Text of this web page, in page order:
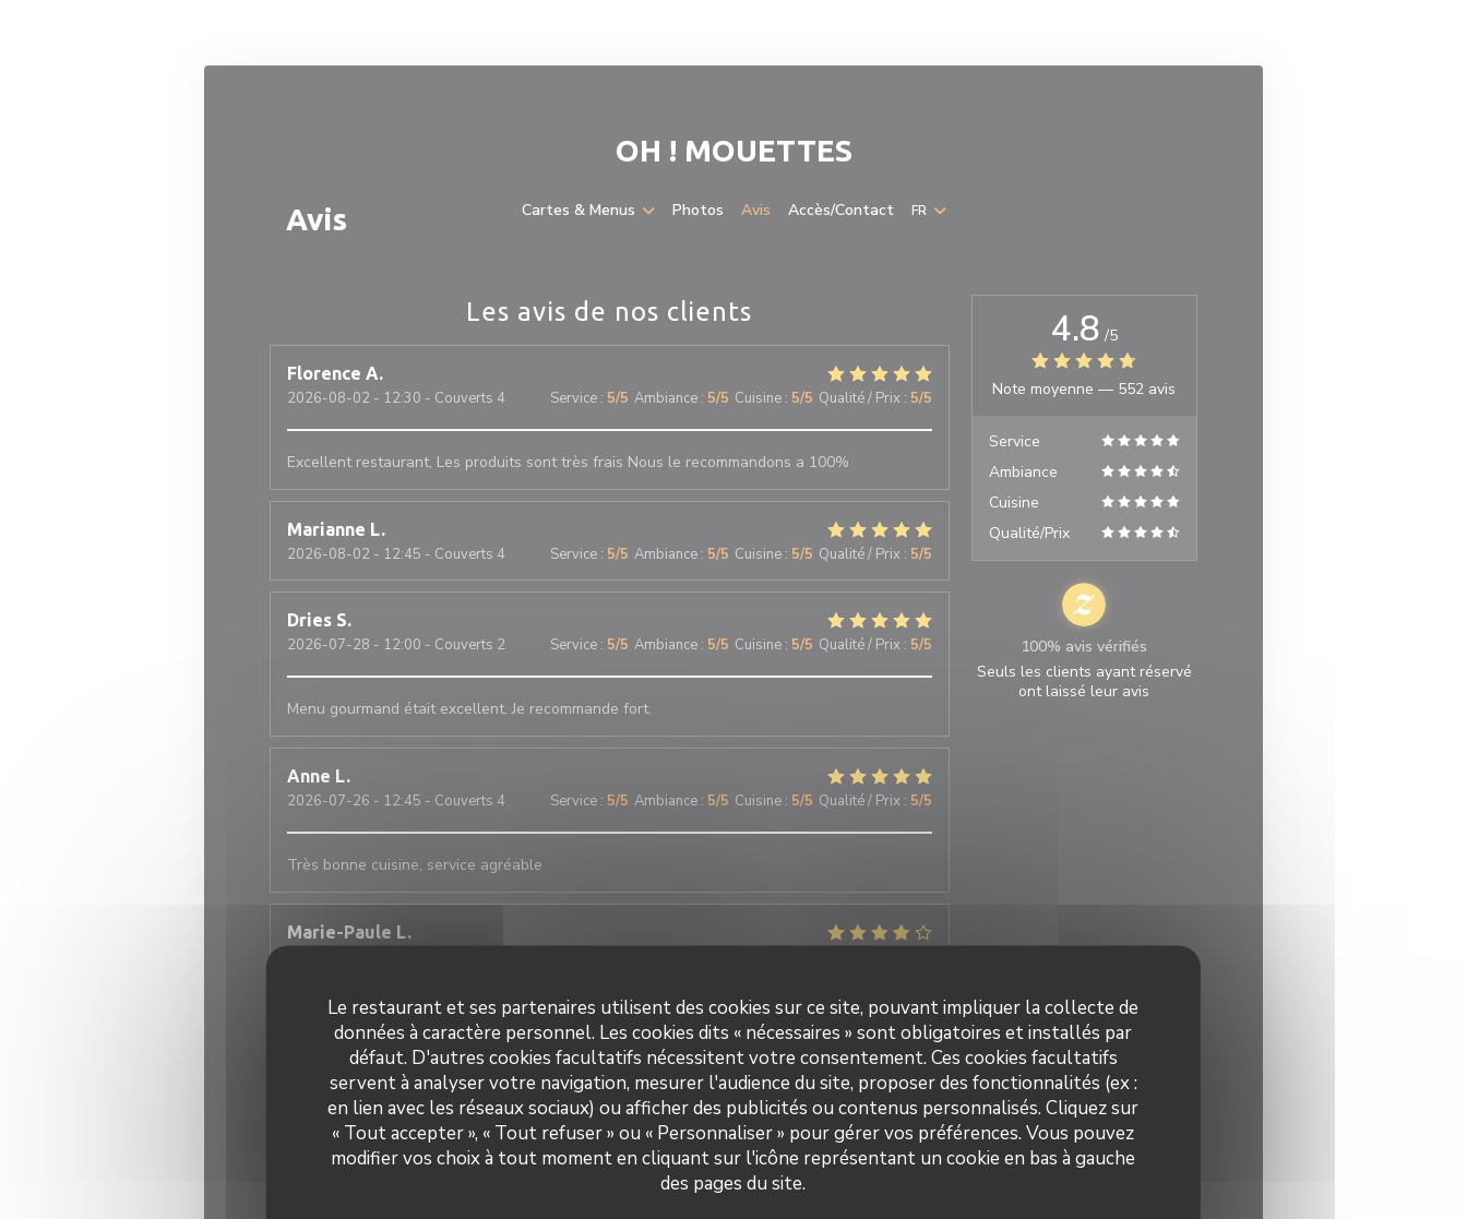
Le restaurant et ses partenaires utilisent des cookies sur ce site, pouvant impliquer la collecte de
données à caractère personnel. Les cookies dits « nécessaires » sont obligatoires et installés par
défaut. D'autres cookies facultatifs nécessitent votre consentement. Ces cookies facultatifs
servent à analyser votre navigation, mesurer l'audience du site, proposer des fonctionnalités (ex :
en lien avec les réseaux sociaux) ou afficher des publicités ou contenus personnalisés. Cliquez sur
« Tout accepter », « Tout refuser » ou « Personnaliser » pour gérer vos préférences. Vous pouvez
modifier vos choix à tout moment en cliquant sur l'icône représentant un cookie en bas à gauche
des pages du site.
OH ! MOUETTES
Cartes & Menus Photos Avis Accès/Contact FR
Avis
Les avis de nos clients
Florence A
2026-08-02 - 12:30 - Couverts 4 Service: 5/5 Ambiance: 5/5 Cuisine: 5/5 Qualité / Prix: 5/5
Excellent restaurant, Les produits sont très frais Nous le recommandons a 100%
Marianne L
2026-08-02 - 12:45 - Couverts 4 Service: 5/5 Ambiance: 5/5 Cuisine: 5/5 Qualité / Prix: 5/5
Dries S
2026-07-28 - 12:00 - Couverts 2 Service: 5/5 Ambiance: 5/5 Cuisine: 5/5 Qualité / Prix: 5/5
Menu gourmand était excellent. Je recommande fort.
Anne L
2026-07-26 - 12:45 - Couverts 4 Service: 5/5 Ambiance: 5/5 Cuisine: 5/5 Qualité / Prix : 5/5
Très bonne cuisine, service agréable
Marie-Paule L
Françoise
D
2026-07-24- 20:00 - Couverts 4 Service : /5 Ambiance : 4 Cuisine Qualité / Prix 5/5
4.8 /5
Note moyenne — 552 avis
Service
Ambiance
Cuisine
Qualité/Prix
100% avis vérifiés
Seuls les clients ayant réservé
ont laissé leur avis
Oh ! MOUETTES